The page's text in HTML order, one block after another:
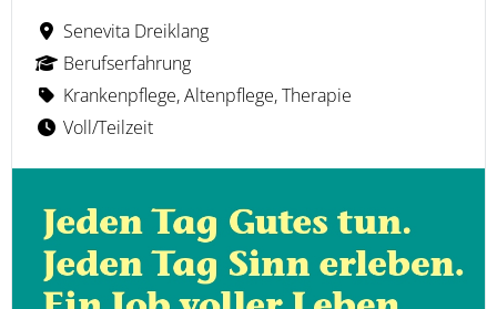
Senevita Dreiklang
Berufserfahrung
Krankenpflege, Altenpflege, Therapie
Voll/Teilzeit